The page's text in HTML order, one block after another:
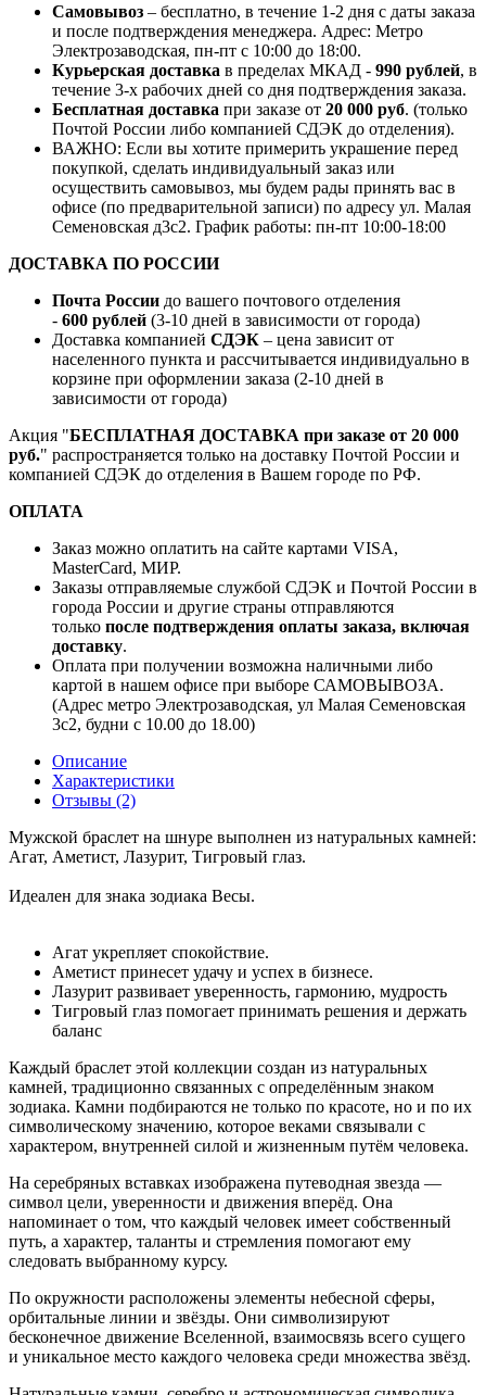
Самовывоз – бесплатно, в течение 1-2 дня с даты заказа
и после подтверждения менеджера. Адрес: Метро
Электрозаводская, пн-пт с 10:00 до 18:00.
Курьерская доставка в пределах МКАД - 990 рублей, в
течение 3-х рабочих дней со дня подтверждения заказа.
Бесплатная доставка при заказе от 20 000 руб. (только
Почтой России либо компанией СДЭК до отделения).
ВАЖНО: Если вы хотите примерить украшение перед
покупкой, сделать индивидуальный заказ или
осуществить самовывоз, мы будем рады принять вас в
офисе (по предварительной записи) по адресу ул. Малая
Семеновская д3с2. График работы: пн-пт 10:00-18:00
ДОСТАВКА ПО РОССИИ
Почта России до вашего почтового отделения
- 600 рублей (3-10 дней в зависимости от города)
Доставка компанией СДЭК – цена зависит от
населенного пункта и рассчитывается индивидуально в
корзине при оформлении заказа (2-10 дней в
зависимости от города)
Акция "БЕСПЛАТНАЯ ДОСТАВКА при заказе от 20 000
руб." распространяется только на доставку Почтой России и
компанией СДЭК до отделения в Вашем городе по РФ.
ОПЛАТА
Заказ можно оплатить на сайте картами VISA,
MasterCard, МИР.
Заказы отправляемые службой СДЭК и Почтой России в
города России и другие страны отправляются
только после подтверждения оплаты заказа, включая
доставку.
Оплата при получении возможна наличными либо
картой в нашем офисе при выборе САМОВЫВОЗА.
(Адрес метро Электрозаводская, ул Малая Семеновская
3с2, будни с 10.00 до 18.00)
Описание
Характеристики
Отзывы (2)
Мужской браслет на шнуре выполнен из натуральных камней:
Агат, Аметист, Лазурит, Тигровый глаз.
Идеален для знака зодиака Весы.
Агат укрепляет спокойствие.
Аметист принесет удачу и успех в бизнесе.
Лазурит развивает уверенность, гармонию, мудрость
Тигровый глаз помогает принимать решения и держать
баланс
Каждый браслет этой коллекции создан из натуральных
камней, традиционно связанных с определённым знаком
зодиака. Камни подбираются не только по красоте, но и по их
символическому значению, которое веками связывали с
характером, внутренней силой и жизненным путём человека.
На серебряных вставках изображена путеводная звезда —
символ цели, уверенности и движения вперёд. Она
напоминает о том, что каждый человек имеет собственный
путь, а характер, таланты и стремления помогают ему
следовать выбранному курсу.
По окружности расположены элементы небесной сферы,
орбитальные линии и звёзды. Они символизируют
бесконечное движение Вселенной, взаимосвязь всего сущего
и уникальное место каждого человека среди множества звёзд.